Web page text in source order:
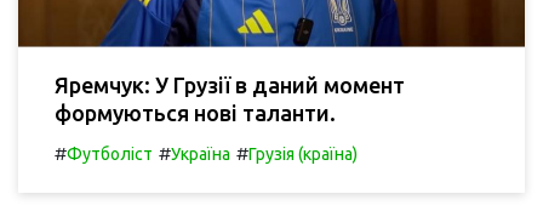
Яремчук: У Грузії в даний момент
формуються нові таланти.
#Футболіст #Україна #Грузія (країна)